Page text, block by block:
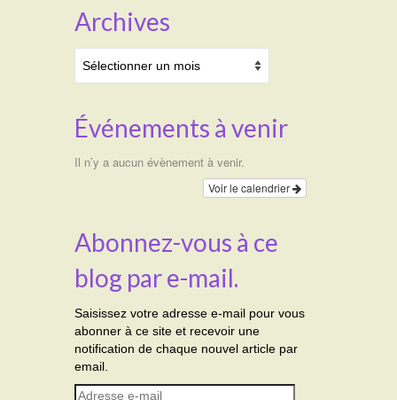
Archives
Événements à venir
Il n’y a aucun évènement à venir.
Voir le calendrier
Abonnez-vous à ce
blog par e-mail.
Saisissez votre adresse e-mail pour vous
abonner à ce site et recevoir une
notification de chaque nouvel article par
email.
Adresse